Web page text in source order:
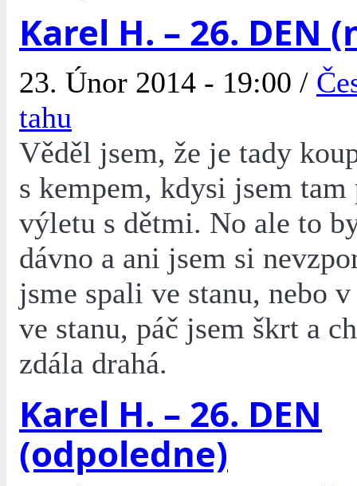
Karel H. – 26. DEN
23. Únor 2014 - 19:00 /
tahu
Věděl jsem, že je tady
s kempem, kdysi jsem
výletu s dětmi. No ale to
dávno a ani jsem si
jsme spali ve stanu, nebo
ve stanu, páč jsem škrt a
zdála drahá.
Karel H. – 26. DEN
(odpoledne)